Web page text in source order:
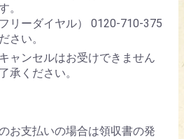
。
リーダイヤル） 0120-710-375
さい。
ャンセルはお受けできません
承ください。
お支払いの場合は領収書の発